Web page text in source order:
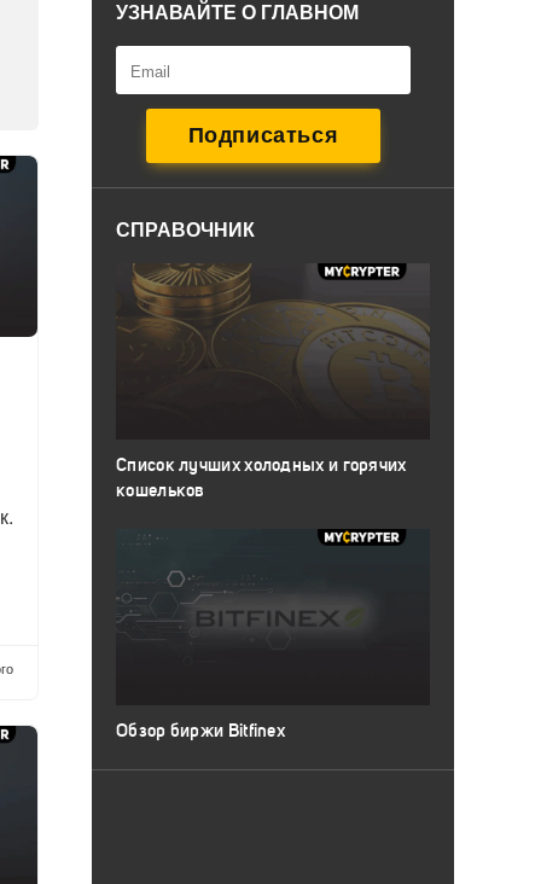
УЗНАВАЙТЕ О ГЛАВНОМ
СПРАВОЧНИК
Список лучших холодных и горячих
кошельков
Обзор биржи Bitfinex